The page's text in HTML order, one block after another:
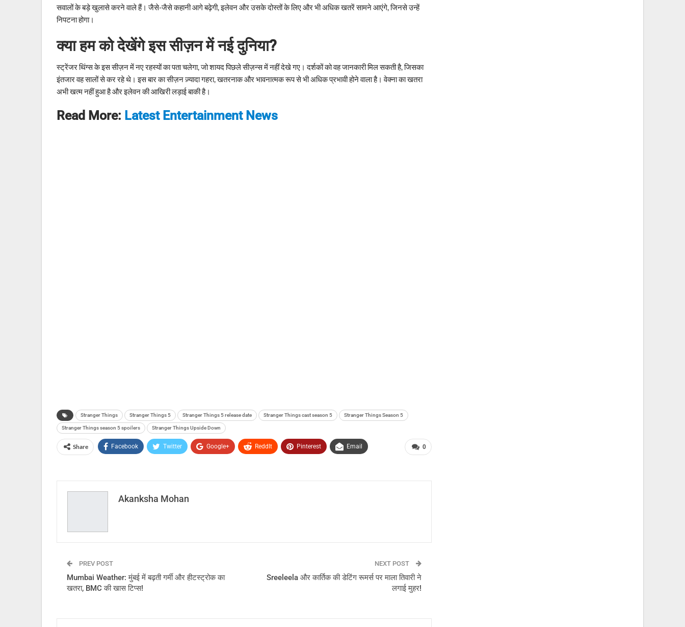
सवालों के बड़े खुलासे करने वाले हैं। जैसे-जैसे कहानी आगे बढ़ेगी, इलेवन और उसके दोस्तों के लिए और भी अधिक खतरें सामने आएंगे, जिनसे उन्हें
निपटना होगा।
क्या हम को देखेंगे इस सीज़न में नई दुनिया?
स्ट्रेंजर थिंग्स के इस सीज़न में नए रहस्यों का पता चलेगा, जो शायद पिछले सीज़न्स में नहीं देखे गए। दर्शकों को वह जानकारी मिल सकती है, जिसका
इंतजार वह सालों से कर रहे थे। इस बार का सीज़न ज़्यादा गहरा, खतरनाक और भावनात्मक रूप से भी अधिक प्रभावी होने वाला है। वेक्ना का खतरा
अभी खत्म नहीं हुआ है और इलेवन की आखिरी लड़ाई बाकी है।
Read More: Latest Entertainment News
Stranger Things Stranger Things 5 Stranger Things 5 release date Stranger Things cast season 5 Stranger Things Season 5
Stranger Things season 5 spoilers Stranger Things Upside Down
0
Share Facebook Twitter Google+ ReddIt Pinterest Email
Akanksha Mohan
PREV POST
Mumbai Weather: मुंबई में बढ़ती गर्मी और हीटस्ट्रोक का
खतरा, BMC की खास टिप्स!
NEXT POST
Sreeleela और कार्तिक की डेटिंग रूमर्स पर माला तिवारी ने
लगाई मुहर!